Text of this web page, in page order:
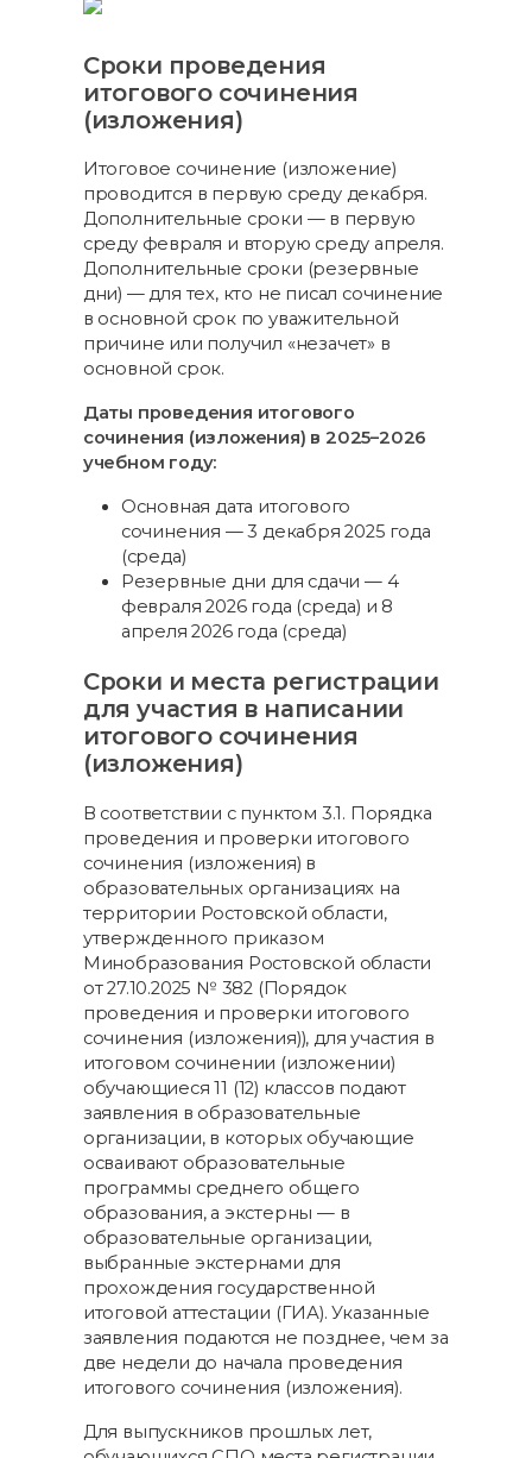
Сроки проведения
итогового сочинения
(изложения)
Итоговое сочинение (изложение)
проводится в первую среду декабря.
Дополнительные сроки — в первую
среду февраля и вторую среду апреля.
Дополнительные сроки (резервные
дни) — для тех, кто не писал сочинение
в основной срок по уважительной
причине или получил «незачет» в
основной срок.
Даты проведения итогового
сочинения (изложения) в 2025–2026
учебном году:
Основная дата итогового
сочинения — 3 декабря 2025 года
(среда)
Резервные дни для сдачи — 4
февраля 2026 года (среда) и 8
апреля 2026 года (среда)
Сроки и места регистрации
для участия в написании
итогового сочинения
(изложения)
В соответствии с пунктом 3.1. Порядка
проведения и проверки итогового
сочинения (изложения) в
образовательных организациях на
территории Ростовской области,
утвержденного приказом
Минобразования Ростовской области
от 27.10.2025 № 382 (Порядок
проведения и проверки итогового
сочинения (изложения)), для участия в
итоговом сочинении (изложении)
обучающиеся 11 (12) классов подают
заявления в образовательные
организации, в которых обучающие
осваивают образовательные
программы среднего общего
образования, а экстерны — в
образовательные организации,
выбранные экстернами для
прохождения государственной
итоговой аттестации (ГИА). Указанные
заявления подаются не позднее, чем за
две недели до начала проведения
итогового сочинения (изложения).
Для выпускников прошлых лет,